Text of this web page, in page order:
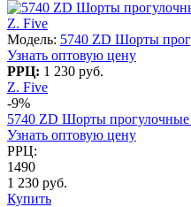
Z. Five
Модель: 5740 ZD Шорты
Узнать оптовую цену
РРЦ: 1 230 руб.
Z. Five
-9%
5740 ZD Шорты прогулочные
Узнать оптовую цену
РРЦ:
1490
1 230 руб.
Купить